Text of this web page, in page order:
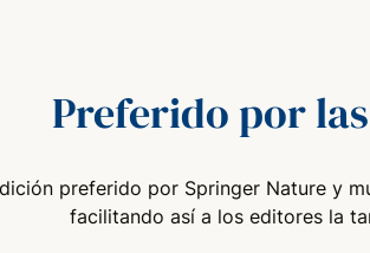
Preferido por
preferido por Springer Nature y
facilitando así a los editores la